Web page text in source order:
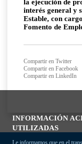
INFORMACIÓN
UTILIZADAS
Le informamos que en el
la ejecución de
interés general y
Estable, con
Fomento de
Compartir en Twitter
Compartir en Facebook
Compartir en LinkedIn